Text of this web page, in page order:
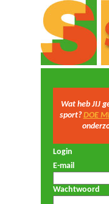
Wat heb JIJ
sport?DOE
Login
E-mail
Wachtwoord